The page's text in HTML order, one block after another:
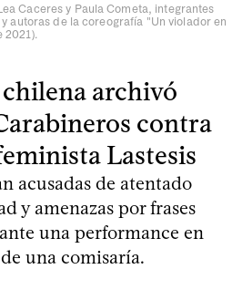
Caceres y Paula Cometa, integrantes
autoras de la coreografía "Un violador en
2021).
archivó
contra
Lastesis
acusadas de atentado
y amenazas por frases
una performance en
una comisaría.